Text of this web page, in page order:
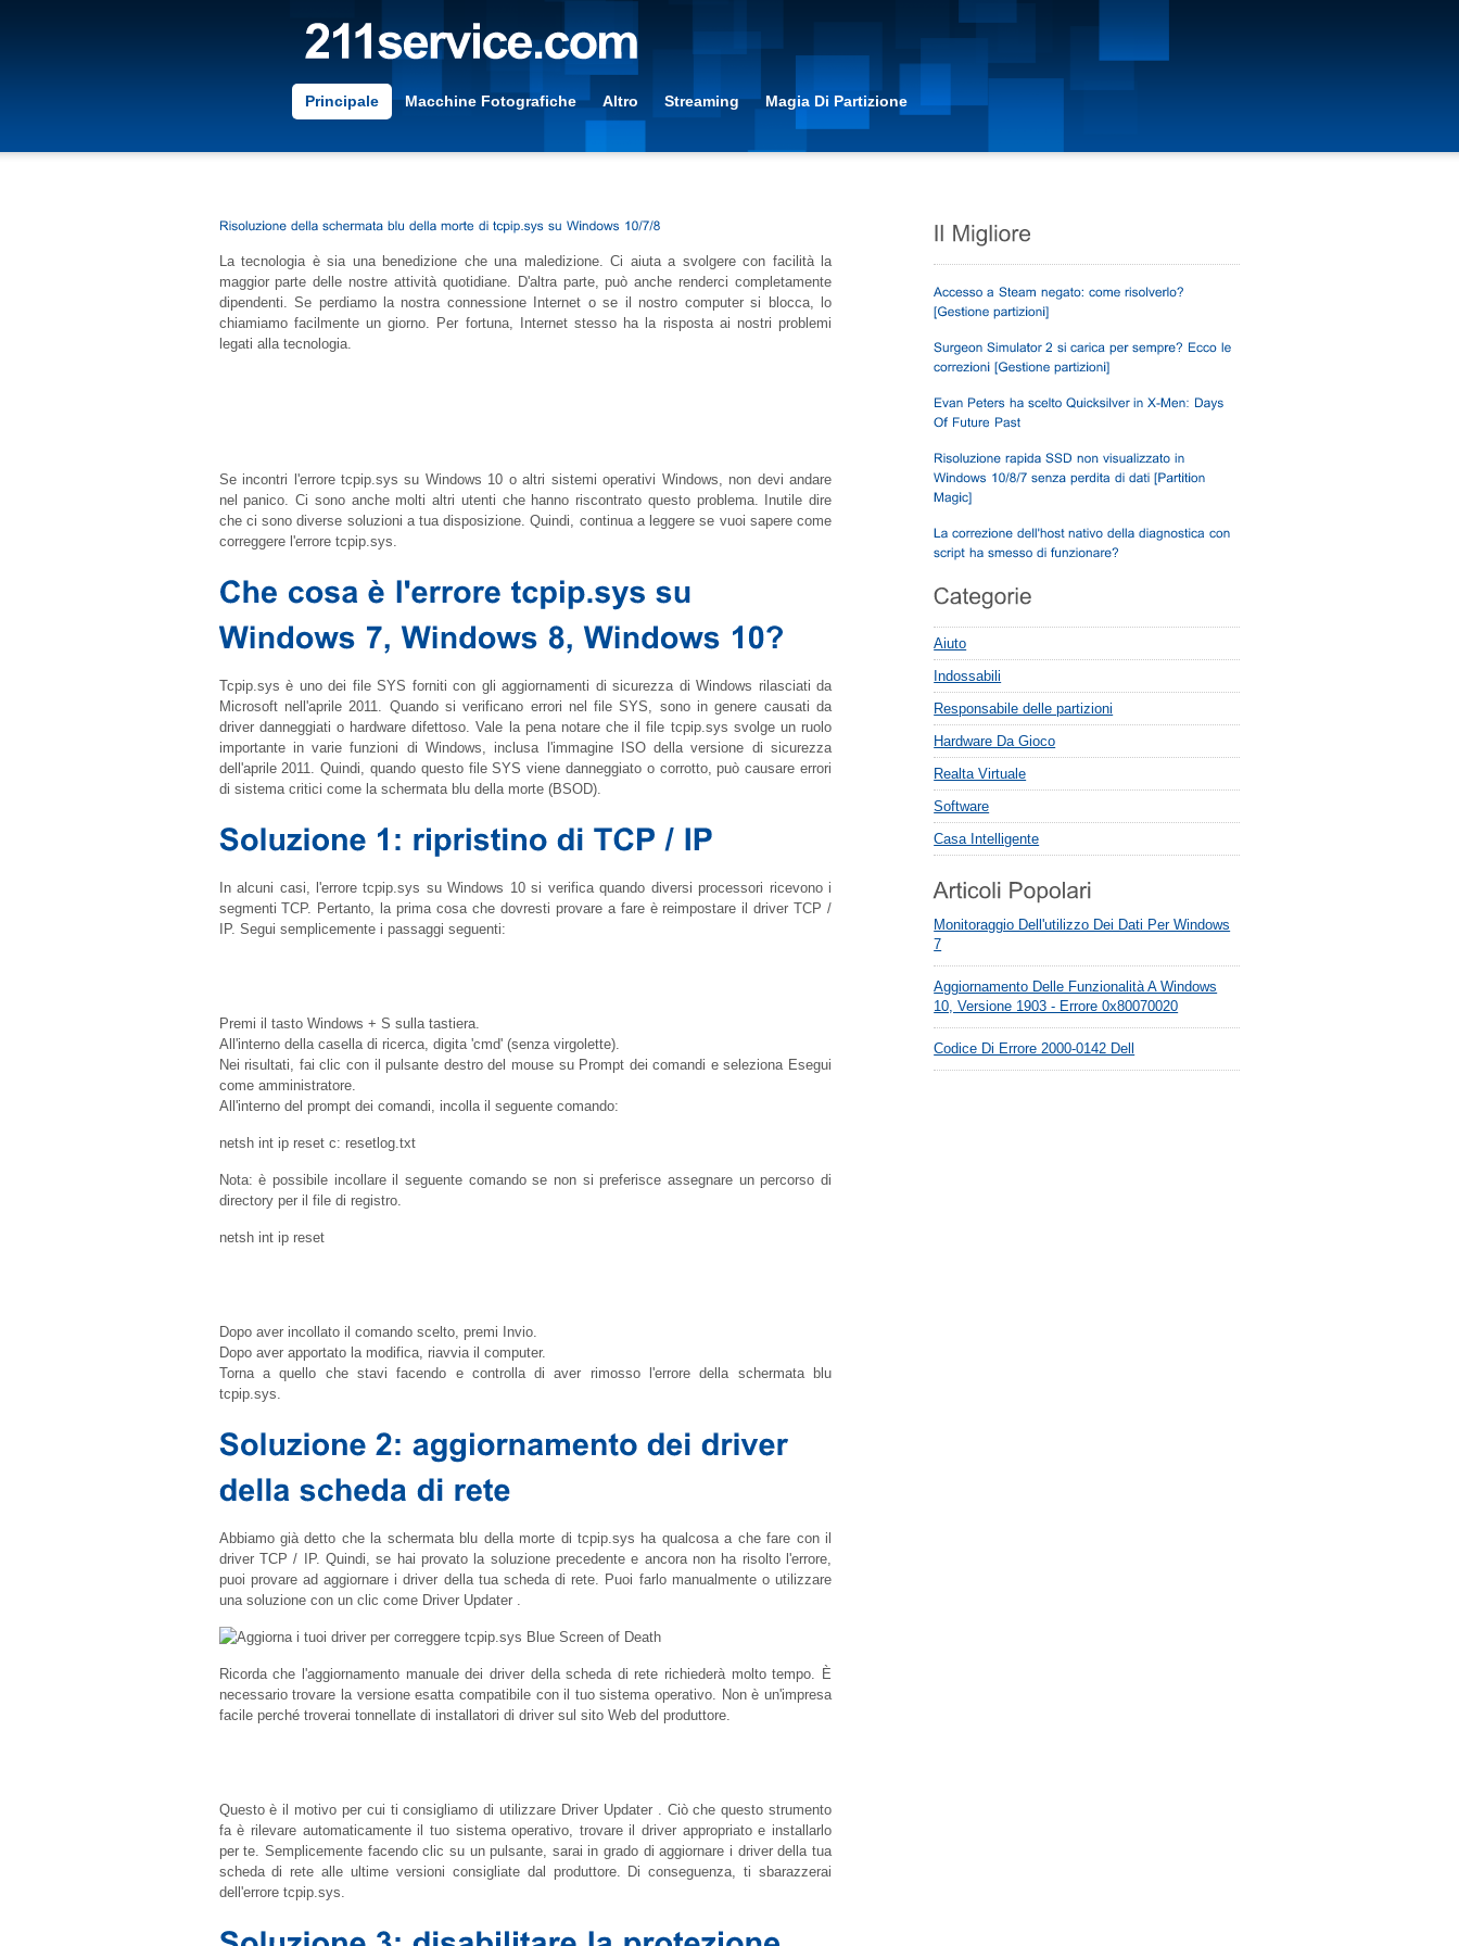
Principale Macchine Fotografiche Altro Streaming Magia Di Partizione
La tecnologia è sia una benedizione che una maledizione. Ci aiuta a svolgere con facilità la
maggior parte delle nostre attività quotidiane. D'altra parte, può anche renderci completamente
dipendenti. Se perdiamo la nostra connessione Internet o se il nostro computer si blocca, lo
chiamiamo facilmente un giorno. Per fortuna, Internet stesso ha la risposta ai nostri problemi
legati alla tecnologia.
Se incontri l'errore tcpip.sys su Windows 10 o altri sistemi operativi Windows, non devi andare
nel panico. Ci sono anche molti altri utenti che hanno riscontrato questo problema. Inutile dire
che ci sono diverse soluzioni a tua disposizione. Quindi, continua a leggere se vuoi sapere come
correggere l'errore tcpip.sys.
Tcpip.sys è uno dei file SYS forniti con gli aggiornamenti di sicurezza di Windows rilasciati da
Microsoft nell'aprile 2011. Quando si verificano errori nel file SYS, sono in genere causati da
driver danneggiati o hardware difettoso. Vale la pena notare che il file tcpip.sys svolge un ruolo
importante in varie funzioni di Windows, inclusa l'immagine ISO della versione di sicurezza
dell'aprile 2011. Quindi, quando questo file SYS viene danneggiato o corrotto, può causare errori
di sistema critici come la schermata blu della morte (BSOD).
In alcuni casi, l'erroretcpip.sys su Windows 10 si verifica quando diversi processori ricevono i
segmenti TCP. Pertanto, la prima cosa che dovresti provare a fare è reimpostare il driver TCP /
IP. Segui semplicemente i passaggi seguenti:
Premi il tasto Windows + S sulla tastiera.
All'interno della casella di ricerca, digita 'cmd' (senza virgolette).
Nei risultati, fai clic con il pulsante destro del mouse su Prompt dei comandi e seleziona Esegui
come amministratore.
All'interno del prompt dei comandi, incolla il seguente comando:
netsh int ip reset c: resetlog.txt
Nota: è possibile incollare il seguente comando se non si preferisce assegnare un percorso di
directory per il file di registro.
netsh int ip reset
Dopo aver incollato il comando scelto, premi Invio.
Dopo aver apportato la modifica, riavvia il computer.
Torna a quello che stavi facendo e controlla di aver rimosso l'errore della schermata blu
tcpip.sys.
Abbiamo già detto che la schermata blu della morte di tcpip.sys ha qualcosa a che fare con il
driver TCP / IP. Quindi, se hai provato la soluzione precedente e ancora non ha risolto l'errore,
puoi provare ad aggiornare i driver della tua scheda di rete. Puoi farlo manualmente o utilizzare
una soluzione con un clic come Driver Updater .
Ricorda che l'aggiornamento manuale dei driver della scheda di rete richiederà molto tempo. È
necessario trovare la versione esatta compatibile con il tuo sistema operativo. Non è un'impresa
facile perché troverai tonnellate di installatori di driver sul sito Web del produttore.
Questo è il motivo per cui ti consigliamo di utilizzare Driver Updater . Ciò che questo strumento
fa è rilevare automaticamente il tuo sistema operativo, trovare il driver appropriato e installarlo
per te. Semplicemente facendo clic su un pulsante, sarai in grado di aggiornare i driver della tua
scheda di rete alle ultime versioni consigliate dal produttore. Di conseguenza, ti sbarazzerai
dell'errore tcpip.sys.
Aiuto
Indossabili
Responsabile delle partizioni
Hardware Da Gioco
Realta Virtuale
Software
Casa Intelligente
Monitoraggio Dell'utilizzo Dei Dati Per Windows
7
Aggiornamento Delle Funzionalità A Windows
10, Versione 1903 - Errore 0x80070020
Codice Di Errore 2000-0142 Dell